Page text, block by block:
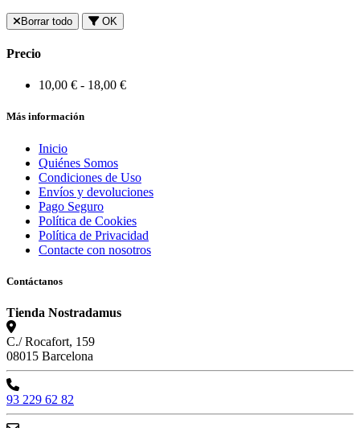
Borrar todo OK
Precio
10,00 € - 18,00 €
Más información
Inicio
Quiénes Somos
Condiciones de Uso
Envíos y devoluciones
Pago Seguro
Política de Cookies
Política de Privacidad
Contacte con nosotros
Contáctanos
Tienda Nostradamus
C./ Rocafort, 159
08015 Barcelona
93 229 62 82